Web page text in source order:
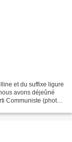
et du suffixe ligure
avons déjeûné
Communiste (photo